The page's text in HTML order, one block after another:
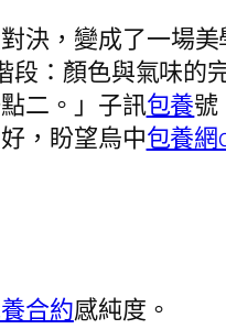
決，變成了一場
段：顏色與氣味的
二。」子訊包養號
，盼望烏中包養
合約感純度。